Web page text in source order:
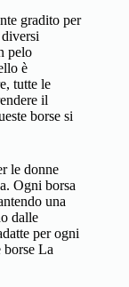
gradito per
pelo
è
tutte le
il
borse si
le donne
Ogni borsa
una
dalle
per ogni
borse La